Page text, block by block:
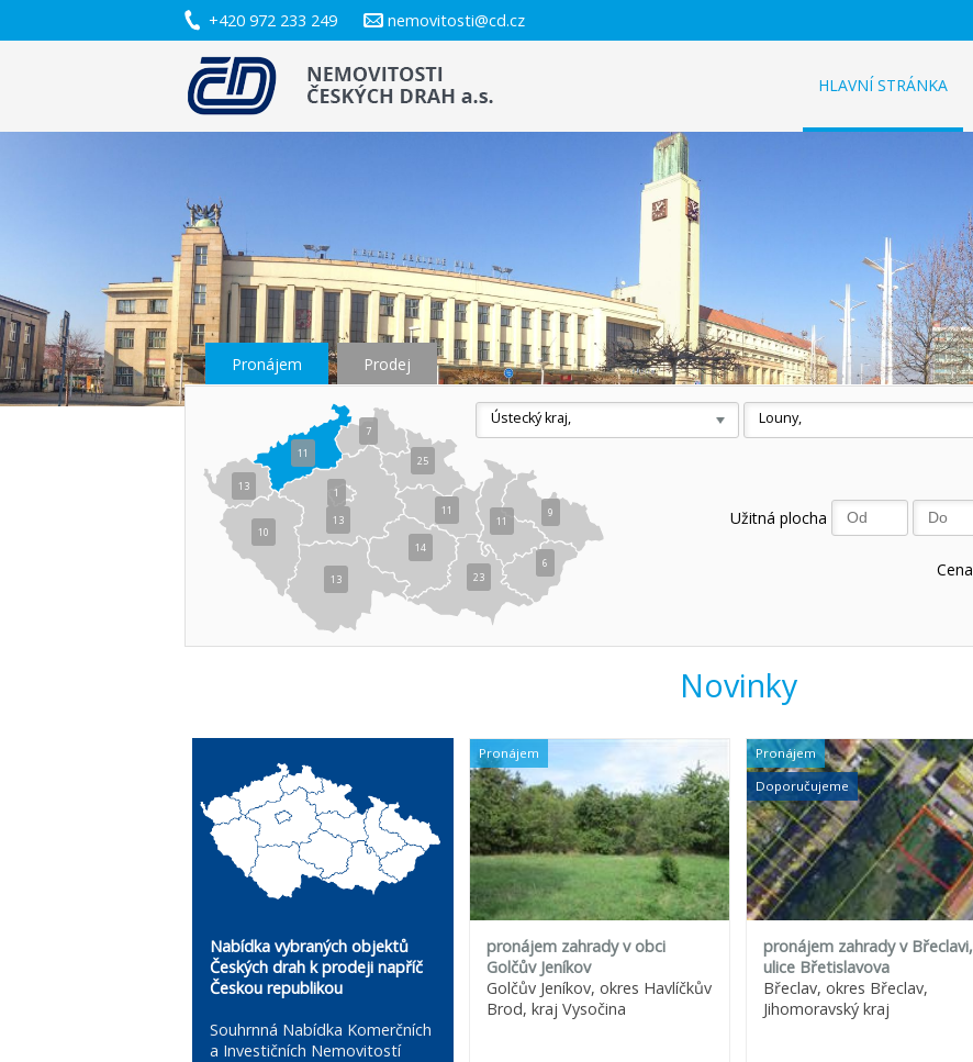
+420 972 233 249 nemovitosti@cd.cz
HLAVNÍ STRÁNKA
Pronájem Prodej
6
9
23
11
14
11
25
13
1
13
7
10
11
13
Ústecký kraj, Louny,
Užitná plocha
Cena
Novinky
Nabídka vybraných objektů
Českých drah k prodeji napříč
Českou republikou
Souhrnná Nabídka Komerčních
a Investičních Nemovitostí
Pronájem
pronájem zahrady v obci
Golčův Jeníkov
Golčův Jeníkov, okres Havlíčkův
Brod, kraj Vysočina
Pronájem
Doporučujeme
pronájem zahrady v Břeclavi,
ulice Břetislavova
Břeclav, okres Břeclav,
Jihomoravský kraj